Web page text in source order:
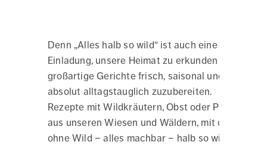
Denn „Alles halb so wild“ ist auch eine
Einladung, unsere Heimat zu erkunden und
großartige Gerichte frisch, saisonal und
absolut alltagstauglich zuzubereiten.
Rezepte mit Wildkräutern, Obst oder Pilzen
aus unseren Wiesen und Wäldern, mit oder
ohne Wild – alles machbar – halb so wild.